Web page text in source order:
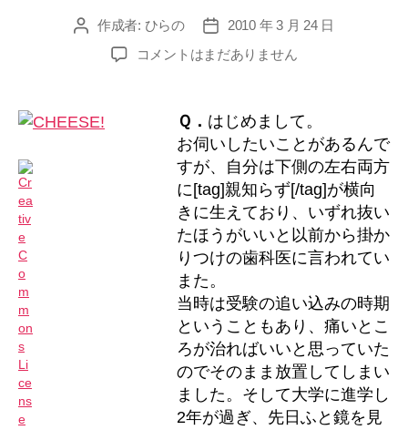
投 作成者: ひらの
投
稿
日
2010 年 3 月 24 日
親
コメントはまだありません
Ｑ． はじめまして。
お伺いしたいことがあるんで
すが、自分は下側の左右両方
に[tag]親知らず[/tag]が横向
きに生えており、いずれ抜い
たほうがいいと以前から掛か
りつけの歯科医に言われてい
また。
当時は受験の追い込みの時期
ということもあり、痛いとこ
ろが治ればいいと思っていた
のでそのまま放置してしまい
ました。そして大学に進学し
2年が過ぎ、先日ふと鏡を見